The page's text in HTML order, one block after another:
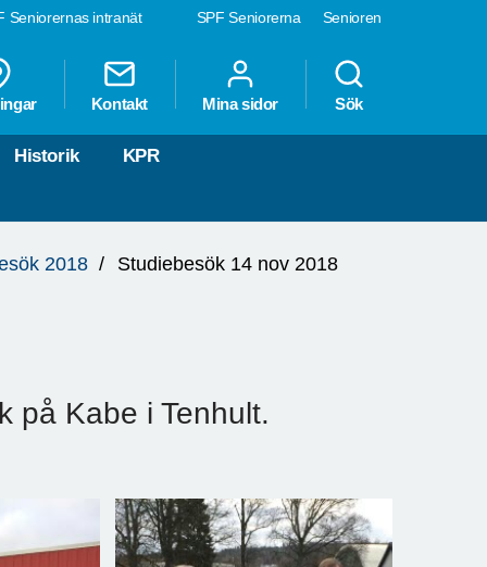
SPF Seniorerna Senioren
Seniorernas intranät
Kontakt Mina sidor Sök
Historik KPR
2018 Studiebesök 14 nov 2018
på Kabe i Tenhult.